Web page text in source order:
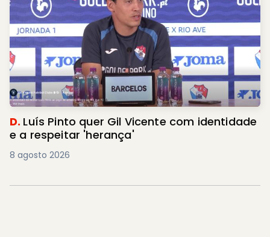
D. Luís Pinto quer Gil Vicente com identidade
e a respeitar 'herança'
8 agosto 2026